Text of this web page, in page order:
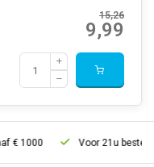
15,26
9,99
Voor 21u besteld,